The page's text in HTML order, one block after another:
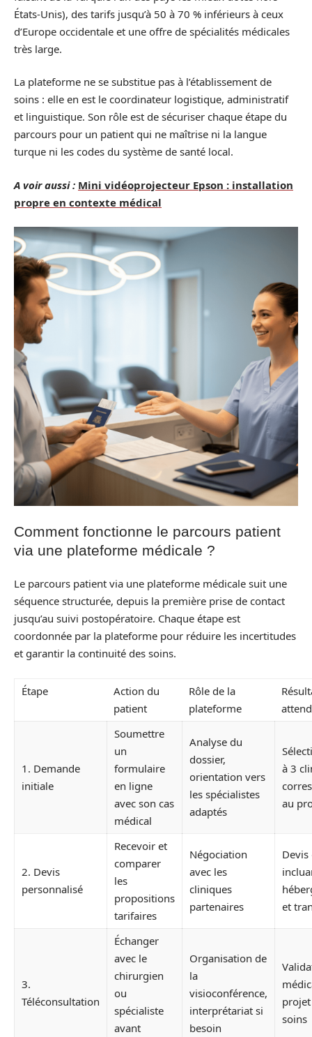
États-Unis), des tarifs jusqu’à 50 à 70 % inférieurs à ceux
d’Europe occidentale et une offre de spécialités médicales
très large.
La plateforme ne se substitue pas à l’établissement de
soins : elle en est le coordinateur logistique, administratif
et linguistique. Son rôle est de sécuriser chaque étape du
parcours pour un patient qui ne maîtrise ni la langue
turque ni les codes du système de santé local.
A voir aussi : Mini vidéoprojecteur Epson : installation
propre en contexte médical
Comment fonctionne le parcours patient
via une plateforme médicale ?
Le parcours patient via une plateforme médicale suit une
séquence structurée, depuis la première prise de contact
jusqu’au suivi postopératoire. Chaque étape est
coordonnée par la plateforme pour réduire les incertitudes
et garantir la continuité des soins.
Étape
Action du
patient
Rôle de la
plateforme
1. Demande
initiale
Soumettre
un
formulaire
en ligne
avec son cas
médical
Analyse du
dossier,
orientation vers
les spécialistes
adaptés
à 3
au
2. Devis
personnalisé
Recevoir et
comparer
les
propositions
tarifaires
Négociation
avec les
cliniques
partenaires
et
3.
Téléconsultation
Échanger
avec le
chirurgien
ou
spécialiste
avant
Organisation de
la
visioconférence,
interprétariat si
besoin
soins